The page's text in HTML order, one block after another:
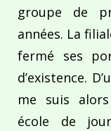
groupe de
années. La
fermé ses
d’existence.
me suis
école de